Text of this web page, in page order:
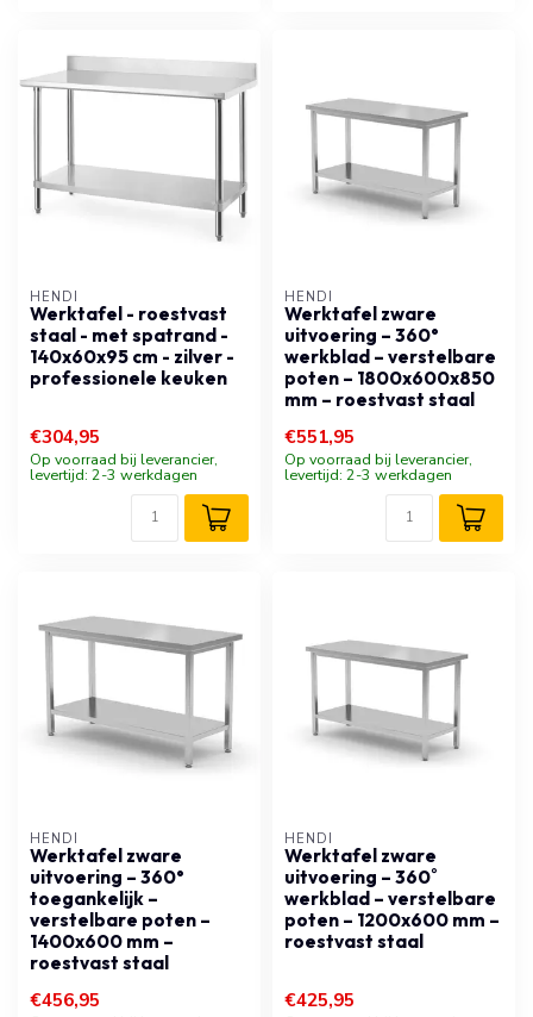
HENDI
Werktafel - roestvast
staal - met spatrand -
140x60x95 cm - zilver -
professionele keuken
€304,95
Op voorraad bij leverancier,
levertijd: 2-3 werkdagen
HENDI
Werktafel zware
uitvoering – 360°
werkblad – verstelbare
poten – 1800x600x850
mm – roestvast staal
€551,95
Op voorraad bij leverancier,
levertijd: 2-3 werkdagen
HENDI
Werktafel zware
uitvoering – 360°
toegankelijk –
verstelbare poten –
1400x600 mm –
roestvast staal
€456,95
HENDI
Werktafel zware
uitvoering – 360˚
werkblad – verstelbare
poten – 1200x600 mm –
roestvast staal
€425,95